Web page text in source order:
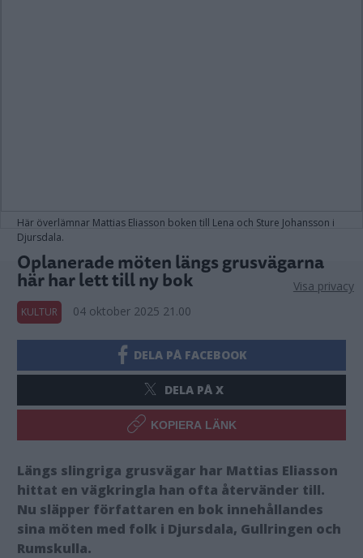
Här överlämnar Mattias Eliasson boken till Lena och Sture Johansson i
Djursdala.
Oplanerade möten längs grusvägarna
här har lett till ny bok
KULTUR 04 oktober 2025 21.00
DELA PÅ FACEBOOK
DELA PÅ X
KOPIERA LÄNK
Längs slingriga grusvägar har Mattias Eliasson
hittat en vägkringla han ofta återvänder till.
Nu släpper författaren en bok innehållandes
sina möten med folk i Djursdala, Gullringen och
Rumskulla.
Visa privacy